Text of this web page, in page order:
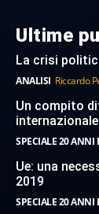
Ultime
La crisi
ANALISI Riccardo
Un compito
SPECIALE 20 ANNI
Ue: una
2019
SPECIALE 20 ANNI